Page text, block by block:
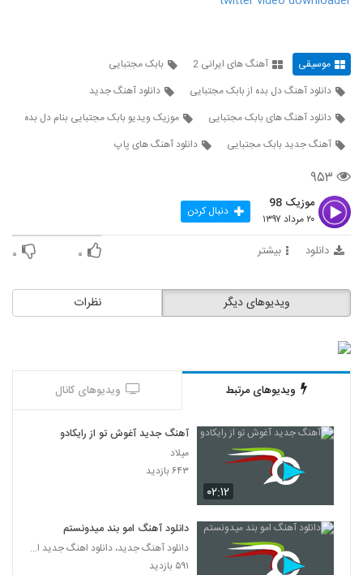
32
33
حسین توکلی آهنگ سرت چی اومده
34
35
دانلود آهنگ جدید و زیبای امیرحسین میری با
نام جان تویی
Majid Rezaei Ideal
37
38
۱,۴۱۰ بازدید
آهنگ فرشید ادهمی بنام تسکین
۹۲۲ بازدید
دانلود آهنگ جدید و زیبای حجت خوش
سعادت با نام دلم پیشت گیره
موسیقی آهنگ های ایرانی 2
بابک مجتبایی
دانلود آهنگ دل بده از بابک مجتبایی
دانلود آهنگ جدید
دانلود آهنگ های بابک مجتبایی
موزیک ویدیو بابک مجتبایی بنام دل بده
آهنگ جدید بابک مجتبایی
دانلود آهنگ های پاپ
۹۵۳
موزیک 98
۲۰ مرداد ۱۳۹۷ دنبال کردن
دانلود بیشتر ۰ ۰
نظرات ویدیوهای دیگر
ویدیوهای مرتبط ویدیوهای کانال
۰۲:۱۲
آهنگ جدید آغوش تو از رایکادو
میلاد
۶۴۳ بازدید
دانلود آهنگ امو بند میدونستم
دانلود آهنگ جدید، دانلود اهنگ جدید ایرانی
۵۹۱ بازدید